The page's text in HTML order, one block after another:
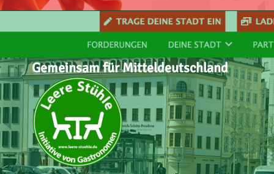
Gemeinsam für Mitteldeutschland